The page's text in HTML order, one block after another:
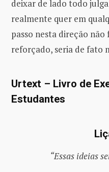
deixar de lado todo
realmente quer em
passo nesta direção
reforçado, seria de fato
Urtext – Livro de
Estudantes
“Essas ideias